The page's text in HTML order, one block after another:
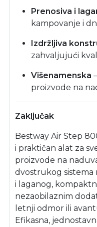
Prenosiva i
kampovanje i
Izdržljiva
zahvaljujući
Višenamenska
proizvode na
Zaključak
Bestway Air Step
i praktičan alat za
proizvode na
dvostrukog sistema
i laganog,
nezaobilaznim
letnji odmor ili
Efikasna,